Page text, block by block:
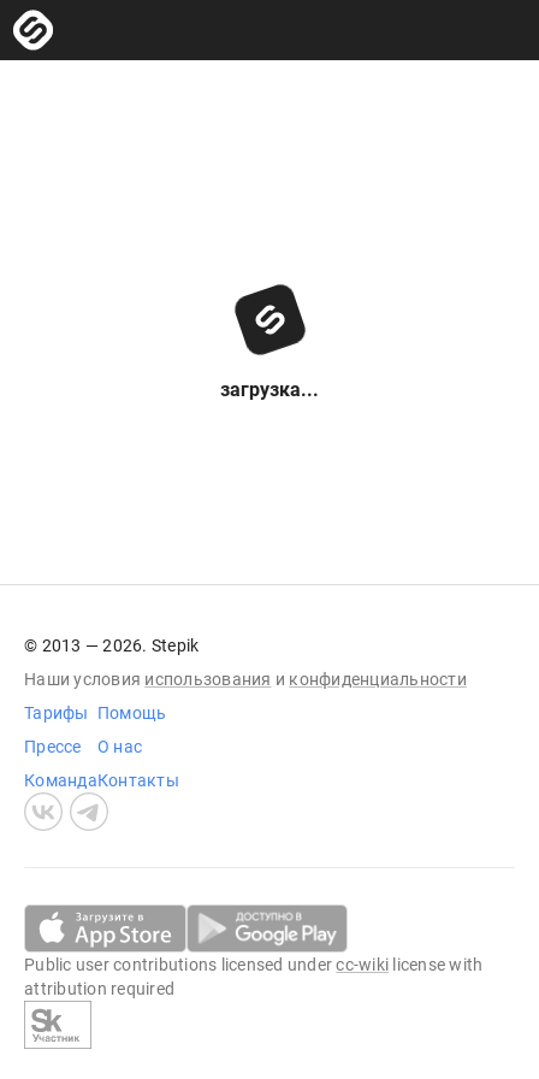
загрузка...
© 2013 — 2026. Stepik
Наши условия использования и конфиденциальности
Тарифы
Прессе
Команда
Помощь
О нас
Контакты
Public user contributions licensed undercc-wiki license with
attribution required